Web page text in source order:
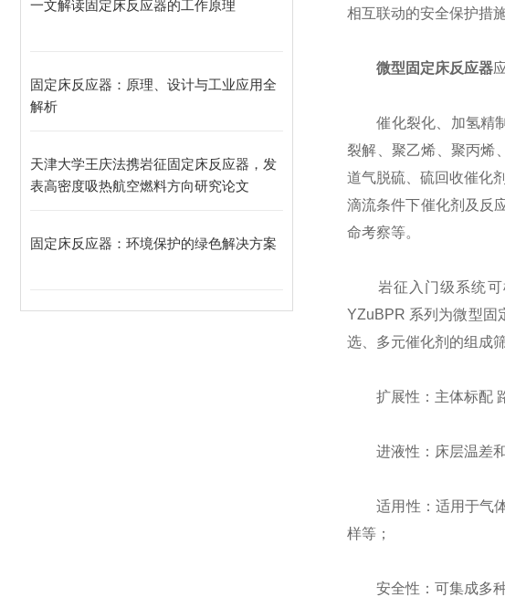
相互联动的安全保护措
微型固定床反应器
催化裂化、加氢精制
裂解、聚乙烯、聚丙烯
道气脱硫、硫回收催化
滴流条件下催化剂及反
命考察等。
岩征入门级系统可根
YZuBPR 系列为微型固
选、多元催化剂的组成
扩展性：主体标配 路
进液性：床层温差和
适用性：适用于气体
样等；
安全性：可集成多种
一文解读固定床反应器的工作原理
固定床反应器：原理、设计与工业应用全
解析
天津大学王庆法携岩征固定床反应器，发
表高密度吸热航空燃料方向研究论文
固定床反应器：环境保护的绿色解决方案